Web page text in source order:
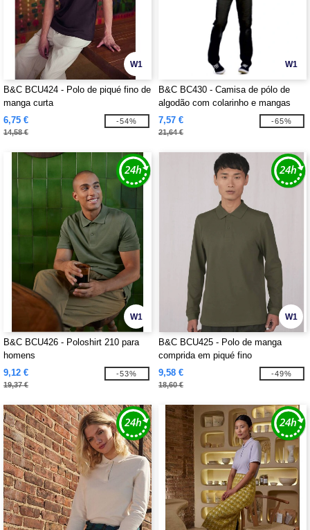
W1
B&C BCU424 - Polo de piqué fino de
manga curta
6,75 €
14,58 €
-54%
W1
B&C BC430 - Camisa de pólo de
algodão com colarinho e mangas
contrastantes
7,57 €
21,64 €
-65%
W1
B&C BCU426 - Poloshirt 210 para
homens
9,12 €
19,37 €
-53%
W1
B&C BCU425 - Polo de manga
comprida em piqué fino
9,58 €
18,60 €
-49%